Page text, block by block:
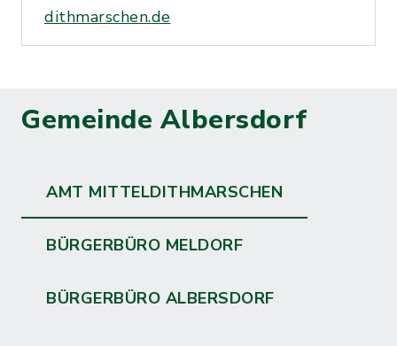
dithmarschen.de
Gemeinde Albersdorf
AMT MITTELDITHMARSCHEN
BÜRGERBÜRO MELDORF
BÜRGERBÜRO ALBERSDORF